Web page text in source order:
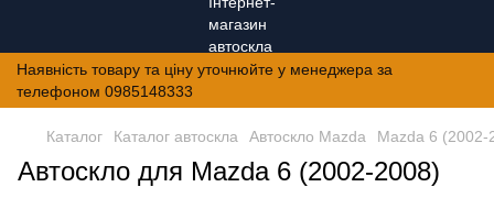
Наявність товару та ціну уточнюйте у менеджера за
телефоном 0985148333
Каталог Каталог автоскла Автоскло Mazda Mazda 6 (2002-
Автоскло для Mazda 6 (2002-2008)